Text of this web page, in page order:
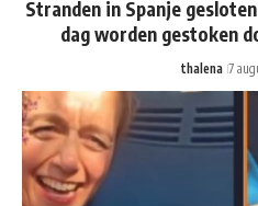
Stranden in Spanje
dag worden gestoken
thalena 7